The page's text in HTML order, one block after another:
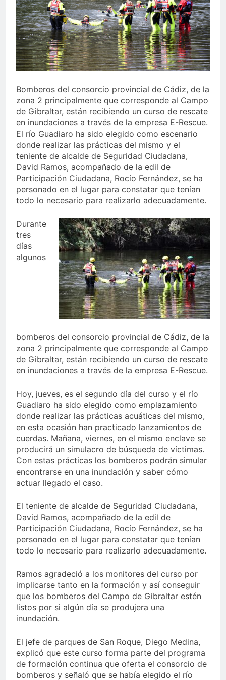
echa el cierre con éxito
rotundo
2 Semanas Atrás
La Mancomunidad y el
Banco de Alimentos del
Campo de Gibraltar renuevan
su convenio de colaboración
2 Semanas Atrás
Tráfico especial para
despedir la feria. Ojo si vas
La feria se despide por todo
lo alto: Antonio José,
fuegos artificiales y música
hasta el amanecer
2 Semanas Atrás
Bomberos del consorcio provincial de Cádiz, de la
zona 2 principalmente que corresponde al Campo
de Gibraltar, están recibiendo un curso de rescate
en inundaciones a través de la empresa E-Rescue.
El río Guadiaro ha sido elegido como escenario
donde realizar las prácticas del mismo y el
teniente de alcalde de Seguridad Ciudadana,
David Ramos, acompañado de la edil de
Participación Ciudadana, Rocío Fernández, se ha
personado en el lugar para constatar que tenían
todo lo necesario para realizarlo adecuadamente.
Durante
tres
días
algunos
bomberos del consorcio provincial de Cádiz, de la
zona 2 principalmente que corresponde al Campo
de Gibraltar, están recibiendo un curso de rescate
en inundaciones a través de la empresa E-Rescue.
Hoy, jueves, es el segundo día del curso y el río
Guadiaro ha sido elegido como emplazamiento
donde realizar las prácticas acuáticas del mismo,
en esta ocasión han practicado lanzamientos de
cuerdas. Mañana, viernes, en el mismo enclave se
producirá un simulacro de búsqueda de víctimas.
Con estas prácticas los bomberos podrán simular
encontrarse en una inundación y saber cómo
actuar llegado el caso.
El teniente de alcalde de Seguridad Ciudadana,
David Ramos, acompañado de la edil de
Participación Ciudadana, Rocío Fernández, se ha
personado en el lugar para constatar que tenían
todo lo necesario para realizarlo adecuadamente.
Ramos agradeció a los monitores del curso por
implicarse tanto en la formación y así conseguir
que los bomberos del Campo de Gibraltar estén
listos por si algún día se produjera una
inundación.
El jefe de parques de San Roque, Diego Medina,
explicó que este curso forma parte del programa
de formación continua que oferta el consorcio de
bomberos y señaló que se había elegido el río